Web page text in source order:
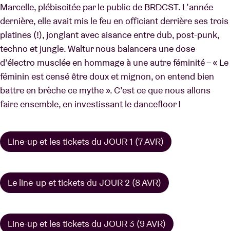
Marcelle, plébiscitée par le public de BRDCST. L’année
dernière, elle avait mis le feu en officiant derrière ses trois
platines (!), jonglant avec aisance entre dub, post-punk,
techno et jungle. Waltur nous balancera une dose
d’électro musclée en hommage à une autre féminité – « Le
féminin est censé être doux et mignon, on entend bien
battre en brèche ce mythe ». C’est ce que nous allons
faire ensemble, en investissant le dancefloor !
Line-up et les tickets du JOUR 1 (7 AVR)
Le line-up et tickets du JOUR 2 (8 AVR)
Line-up et les tickets du JOUR 3 (9 AVR)